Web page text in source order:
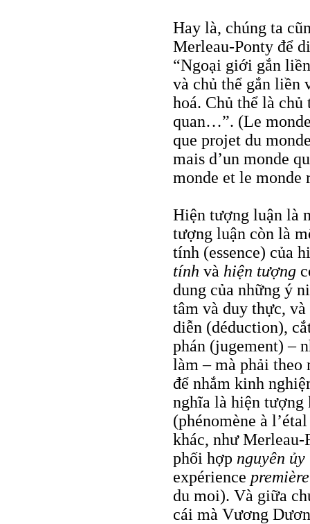
Hay là, chúng ta
Merleau-Ponty để
“Ngoại giới gắn
và chủ thể gắn liền
hoá. Chủ thể là
quan…”. (Le
que projet du
mais d’un monde
monde et le monde
Hiện tượng luận là
tượng luận còn là
tính (essence) của
tính và hiện tượng
dung của những ý
tâm và duy thực,
diễn (déduction),
phán (jugement) –
làm – mà phải
để nhắm kinh
nghĩa là hiện tượng
(phénomène à
khác, như
phối hợp nguyên ủy
expérience première
du moi). Và giữa
cái mà Vương